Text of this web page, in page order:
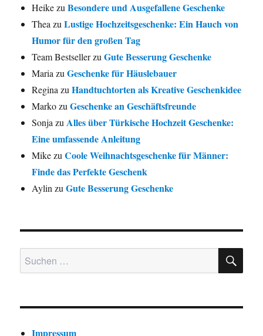
HeikezuBesondere und Ausgefallene Geschenke
Thea zuLustige Hochzeitsgeschenke: Ein Hauch von
Humor für den großen Tag
Team BestsellerzuGute Besserung Geschenke
Maria zuGeschenke für Häuslebauer
Regina zuHandtuchtorten als Kreative Geschenkidee
MarkozuGeschenke an Geschäftsfreunde
Sonja zu Alles über Türkische Hochzeit Geschenke:
Eine umfassende Anleitung
MikezuCoole Weihnachtsgeschenke für Männer:
Finde das Perfekte Geschenk
Aylin zuGute Besserung Geschenke
Suchen nach:
Impressum